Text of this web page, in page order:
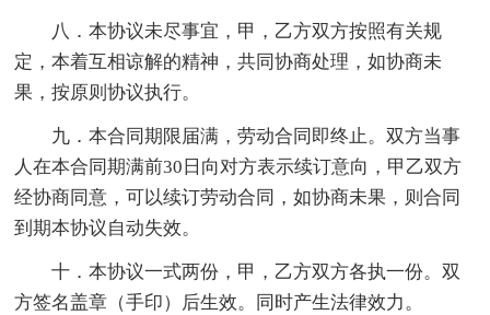
八．本协议未尽事宜，甲，乙方双方按照有关规
定，本着互相谅解的精神，共同协商处理，如协商未
果，按原则协议执行。
九．本合同期限届满，劳动合同即终止。双方当事
人在本合同期满前30日向对方表示续订意向，甲乙双方
经协商同意，可以续订劳动合同，如协商未果，则合同
到期本协议自动失效。
十．本协议一式两份，甲，乙方双方各执一份。双
方签名盖章（手印）后生效。同时产生法律效力。